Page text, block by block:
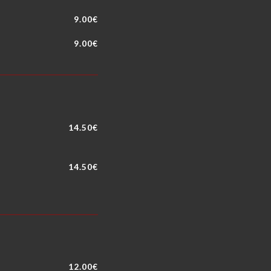
9.00€
9.00€
14.50€
14.50€
12.00€